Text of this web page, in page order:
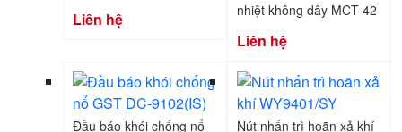
Liên hệ
nhiệt không dây MCT-42
Liên hệ
Đầu báo khói chống nổ
Nút nhấn trì hoãn xả khí